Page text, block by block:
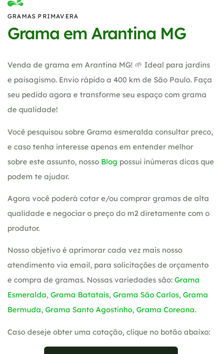
GRAMAS PRIMAVERA
Grama em Arantina MG
Venda de grama em Arantina MG! 🌱 Ideal para jardins
e paisagismo. Envio rápido a 400 km de São Paulo. Faça
seu pedido agora e transforme seu espaço com grama
de qualidade!
Você pesquisou sobre Grama esmeralda consultar preco,
e caso tenha interesse apenas em entender melhor
sobre este assunto, nosso Blog possui inúmeras dicas que
podem te ajudar.
Agora você poderá cotar e/ou comprar gramas de alta
qualidade e negociar o preço do m2 diretamente com o
produtor.
Nosso objetivo é aprimorar cada vez mais nosso
atendimento via email, para solicitações de orçamento
e compra de gramas. Nossas variedades são: Grama
Esmeralda, Grama Batatais, Grama São Carlos, Grama
Bermuda, Grama Santo Agostinho, Grama Coreana.
Caso deseje obter uma cotação, clique no botão abaixo: